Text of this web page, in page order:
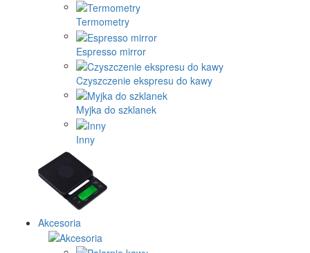
Termometry
Espresso mirror
Czyszczenie ekspresu do kawy
Myjka do szklanek
Inny
Akcesoria